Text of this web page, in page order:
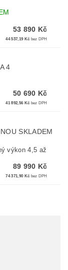
53 890 Kč
44 537,19 Kč bez DPH
4
50 690 Kč
41 892,56 Kč bez DPH
SKLADEM
výkon 4,5 až
89 990 Kč
74 371,90 Kč bez DPH